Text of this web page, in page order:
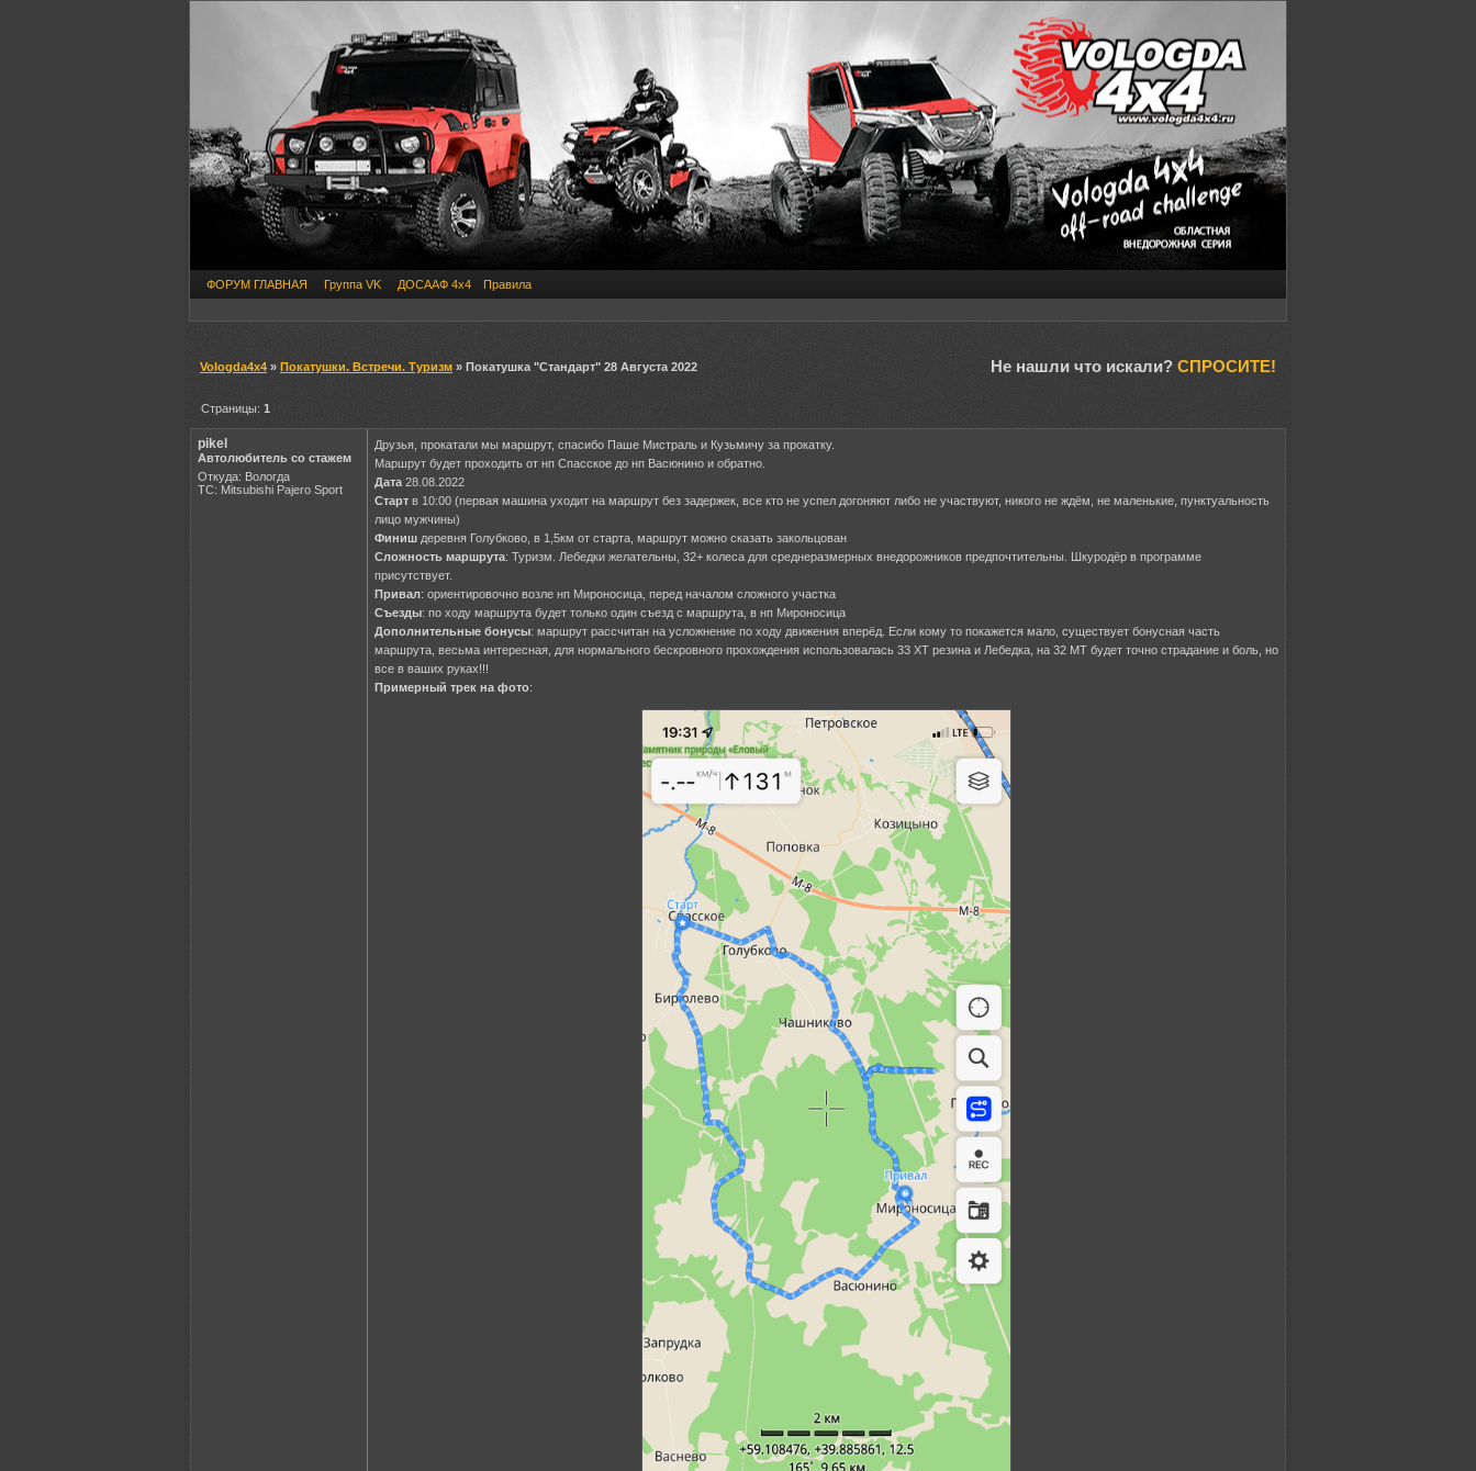
ФОРУМ ГЛАВНАЯ Группа VK ДОСААФ 4х4 Правила
Vologda4x4 » Покатушки. Встречи. Туризм » Покатушка "Стандарт" 28 Августа 2022 Не нашли что искали? СПРОСИТЕ!
Страницы:1
pikel
Автолюбитель со стажем
Откуда: Вологда
ТС: Mitsubishi Pajero Sport
Друзья, прокатали мы маршрут, спасибо Паше Мистраль и Кузьмичу за прокатку.
Маршрут будет проходить от нп Спасское до нп Васюнино и обратно.
Дата 28.08.2022
Старт в 10:00 (первая машина уходит на маршрут без задержек, все кто не успел догоняют либо не участвуют, никого не ждём, не маленькие, пунктуальность
лицо мужчины)
Финиш деревня Голубково, в 1,5км от старта, маршрут можно сказать закольцован
Сложность маршрута: Туризм. Лебедки желательны, 32+ колеса для среднеразмерных внедорожников предпочтительны. Шкуродёр в программе
присутствует.
Привал: ориентировочно возле нп Мироносица, перед началом сложного участка
Съезды: по ходу маршрута будет только один съезд с маршрута, в нп Мироносица
Дополнительные бонусы: маршрут рассчитан на усложнение по ходу движения вперёд. Если кому то покажется мало, существует бонусная часть
маршрута, весьма интересная, для нормального бескровного прохождения использовалась 33 ХТ резина и Лебедка, на 32 МТ будет точно страдание и боль, но
все в ваших руках!!!
Примерный трек на фото: